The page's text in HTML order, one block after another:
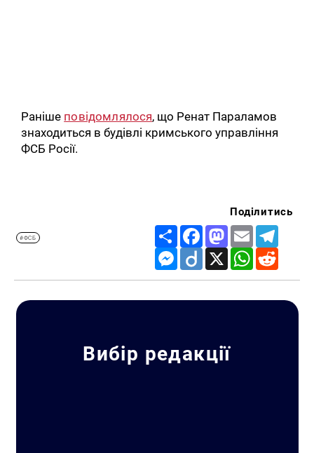
Раніше повідомлялося, що Ренат Параламов
знаходиться в будівлі кримського управління
ФСБ Росії.
#ФСБ
Поділитись
Share FacebookMastodon
Email
Messenger
Diigo X WhatsApp
Вибір редакції